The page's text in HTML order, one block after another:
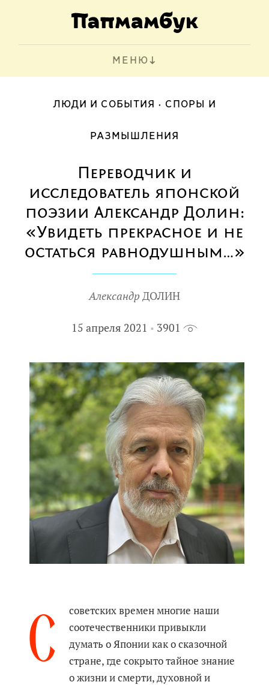
МЕНЮ
ЛЮДИ И СОБЫТИЯ СПОРЫ И
РАЗМЫШЛЕНИЯ
Переводчик и
исследователь японской
поэзии Александр Долин:
«Увидеть прекрасное и не
остаться равнодушным…»
Александр ДОЛИН
15 апреля 2021 3901
С
советских времен многие наши
соотечественники привыкли
думать о Японии как о сказочной
стране, где сокрыто тайное знание
о жизни и смерти, духовной и